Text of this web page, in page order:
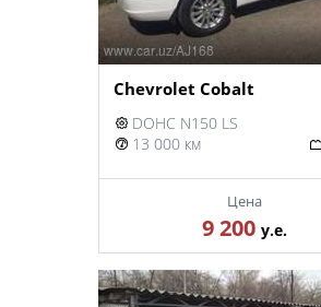
Chevrolet Cobalt
DOHC N150 LS
13 000 км
Цена
9 200 у.е.